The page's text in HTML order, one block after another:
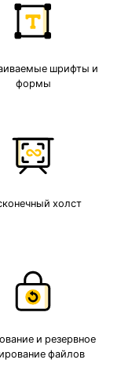
шрифты и
формы
холст
и резервное
файлов